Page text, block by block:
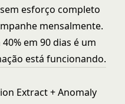
esforço completo
mensalmente.
em 90 dias é um
está funcionando.
Extract+Anomaly